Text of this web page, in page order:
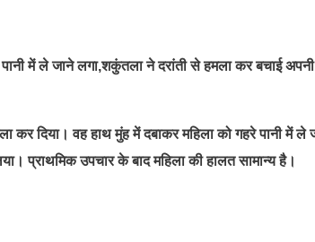
में ले जाने लगा,शकुंतला ने दरांती से हमला कर बचाई अपनी
कर दिया। वह हाथ मुंह में दबाकर महिला को गहरे पानी में ले
प्राथमिक उपचार के बाद महिला की हालत सामान्य है।